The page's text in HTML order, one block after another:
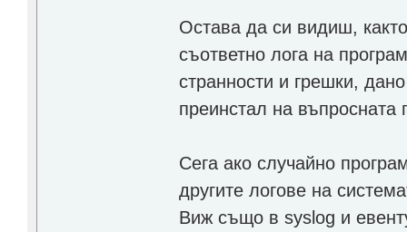
Остава да си видиш,
съответно лога на
странности и грешки,
преинстал на въпросната
Сега ако случайно
другите логове на
Виж също в syslog и